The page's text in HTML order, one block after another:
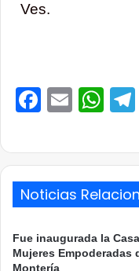
Ves.
Email
Noticias
Fue inaugurada la
Mujeres Empoderadas
Montería